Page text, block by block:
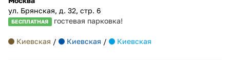
ул. Брянская, д. 32, стр. 6
БЕСПЛАТНАЯ гостевая парковка!
Киевская / Киевская / Киевская